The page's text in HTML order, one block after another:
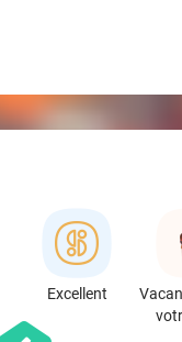
Excellent